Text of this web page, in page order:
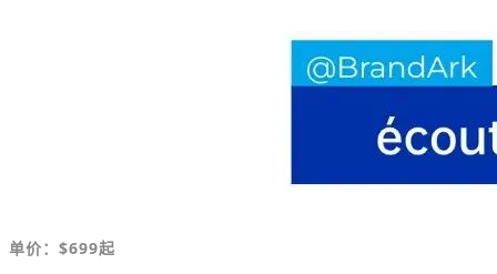
单价： $699起